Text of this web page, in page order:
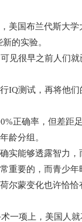
美国布兰代斯大学
的实验。
见很早之前人们
IQ测试，再将他
正确率，但差距
龄分组。
实能够透露智力，
重要的，而青少年
尔蒙变化也许恰恰
一项上，美国人